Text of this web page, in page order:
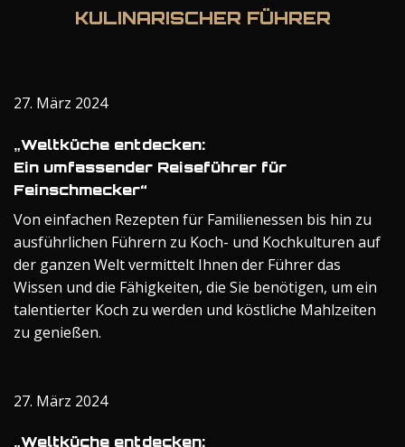
KULINARISCHER FÜHRER
27. März 2024
„Weltküche entdecken:
Ein umfassender Reiseführer für
Feinschmecker“
Von einfachen Rezepten für Familienessen bis hin zu
ausführlichen Führern zu Koch- und Kochkulturen auf
der ganzen Welt vermittelt Ihnen der Führer das
Wissen und die Fähigkeiten, die Sie benötigen, um ein
talentierter Koch zu werden und köstliche Mahlzeiten
zu genießen.
27. März 2024
„Weltküche entdecken: